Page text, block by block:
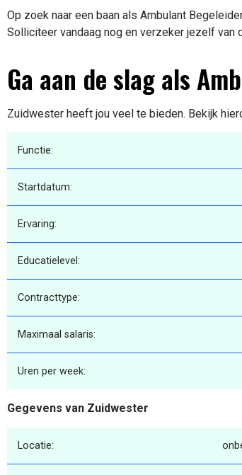
Op zoek naar een baan als Ambulant
Solliciteer vandaag nog en verzeker jezelf van
Ga aan de slag als
Zuidwester heeft jou veel te bieden. Bekijk
Functie:
Startdatum:
Ervaring:
Educatielevel:
Contracttype:
Maximaal salaris:
Uren per week:
Gegevens van Zuidwester
Locatie: